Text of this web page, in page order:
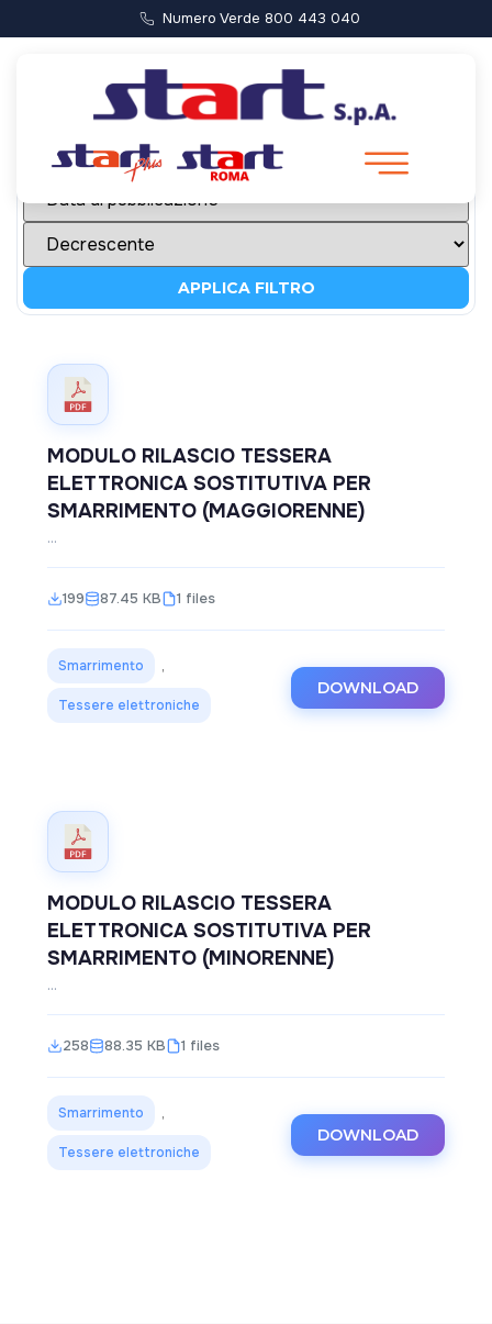
Numero Verde 800 443 040
APPLICA FILTRO
MODULO RILASCIO TESSERA
ELETTRONICA SOSTITUTIVA PER
SMARRIMENTO (MAGGIORENNE)
...
199 87.45 KB 1 files
Smarrimento ,
Tessere elettroniche
DOWNLOAD
MODULO RILASCIO TESSERA
ELETTRONICA SOSTITUTIVA PER
SMARRIMENTO (MINORENNE)
...
258 88.35 KB 1 files
Smarrimento ,
Tessere elettroniche
DOWNLOAD